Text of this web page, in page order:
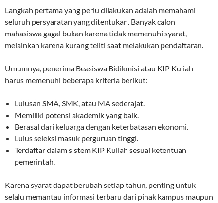
Langkah pertama yang perlu dilakukan adalah memahami
seluruh persyaratan yang ditentukan. Banyak calon
mahasiswa gagal bukan karena tidak memenuhi syarat,
melainkan karena kurang teliti saat melakukan pendaftaran.
Umumnya, penerima Beasiswa Bidikmisi atau KIP Kuliah
harus memenuhi beberapa kriteria berikut:
Lulusan SMA, SMK, atau MA sederajat.
Memiliki potensi akademik yang baik.
Berasal dari keluarga dengan keterbatasan ekonomi.
Lulus seleksi masuk perguruan tinggi.
Terdaftar dalam sistem KIP Kuliah sesuai ketentuan
pemerintah.
Karena syarat dapat berubah setiap tahun, penting untuk
selalu memantau informasi terbaru dari pihak kampus maupun